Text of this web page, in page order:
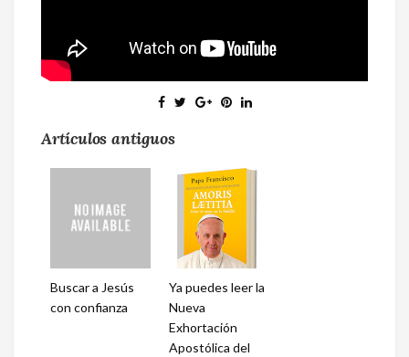
Artículos antiguos
Buscar a Jesús
con confianza
Ya puedes leer la
Nueva
Exhortación
Apostólica del